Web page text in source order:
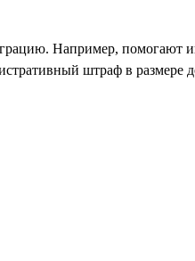
Например, помогают
штраф в размере